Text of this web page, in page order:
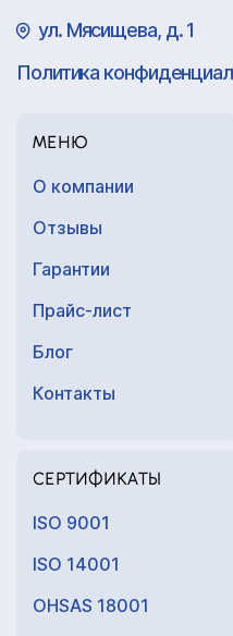
ул. Мясищева, д. 1
Политика
МЕНЮ
О компании
Отзывы
Гарантии
Прайс-лист
Блог
Контакты
СЕРТИФИКАТЫ
ISO 9001
ISO 14001
OHSAS 18001